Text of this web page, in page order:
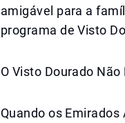
amigável para a
programa de Visto
O Visto Dourado
Quando os